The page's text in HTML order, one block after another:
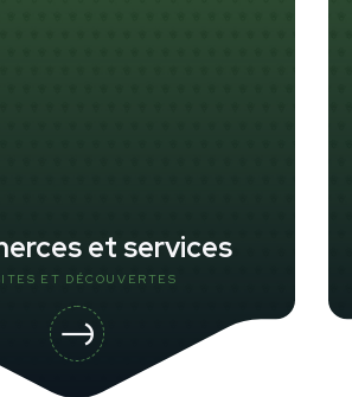
et services
ET DÉCOUVERTES